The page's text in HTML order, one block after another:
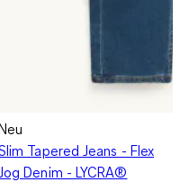
Tapered Jeans - Flex
Jog Denim - LYCRA®